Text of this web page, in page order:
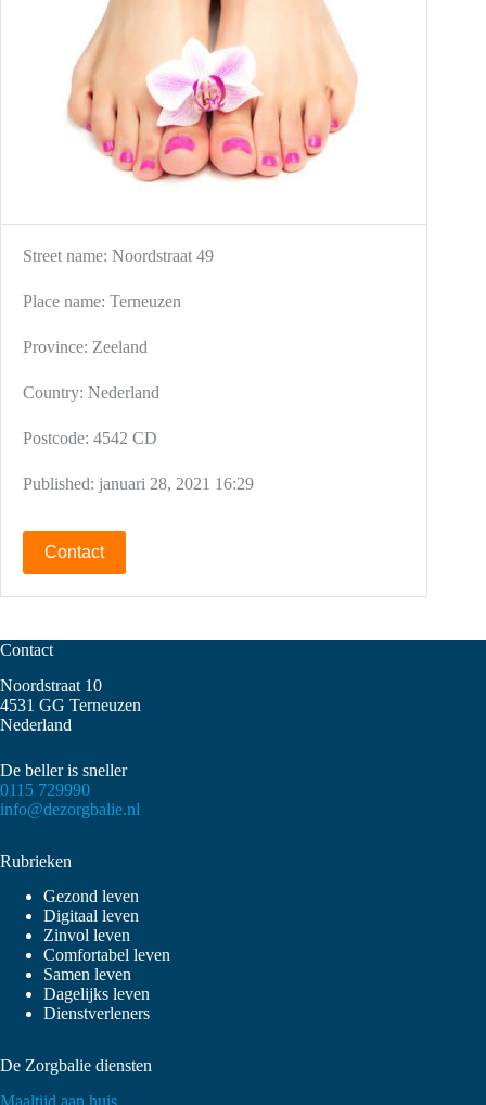
Street name: Noordstraat 49
Place name: Terneuzen
Province: Zeeland
Country: Nederland
Postcode: 4542 CD
Published: januari 28, 2021 16:29
Contact
Contact
Noordstraat 10
4531 GG Terneuzen
Nederland
De beller is sneller
0115 729990
info@dezorgbalie.nl
Rubrieken
Gezond leven
Digitaal leven
Zinvol leven
Comfortabel leven
Samen leven
Dagelijks leven
Dienstverleners
De Zorgbalie diensten